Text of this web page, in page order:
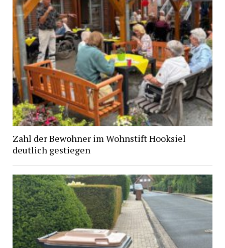
Zahl der Bewohner im Wohnstift Hooksiel
deutlich gestiegen